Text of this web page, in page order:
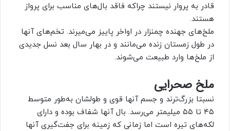
قادر به پروار نیستند چرا‌که فاقد بال‌های مناسب برای پرواز
هستند.
ملخ‌های جهنده چمنزار در اواخر پاییز می‌میرند. تخم‌های آنها
در طول زمستان زنده می‌مانند و در بهار سال بعد نسل جدیدی
از ملخ‌ها وارد طبیعت می‌شوند.
ملخ صحرایی‏
نسبتا بزرگ‌ترند و جسم آنها قوی و طولشان به‌طور متوسط
۴۵ تا ۵۵ میلیمتر می‌رسد. بال آنها شفاف بوده و دارای
لکه‌های تیره است اما زمانی که زمینه برای جفت‌گیری آنها